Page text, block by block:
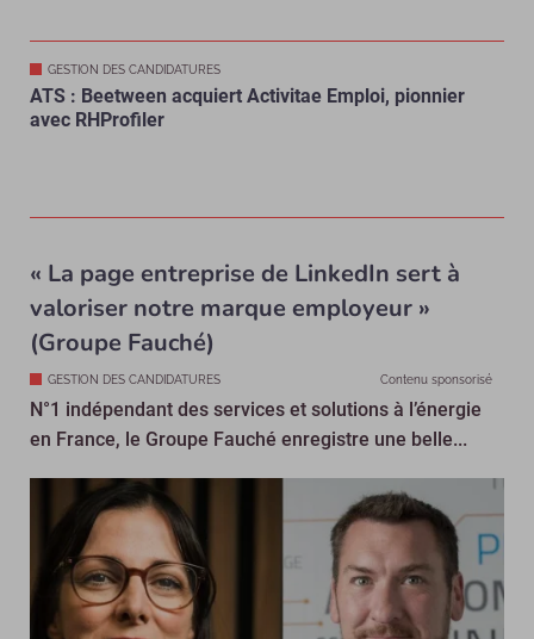
GESTION DES CANDIDATURES
ATS : Beetween acquiert Activitae Emploi, pionnier
avec RHProfiler
« La page entreprise de LinkedIn sert à
valoriser notre marque employeur »
(Groupe Fauché)
GESTION DES CANDIDATURES Contenu sponsorisé
N°1 indépendant des services et solutions à l’énergie
en France, le Groupe Fauché enregistre une belle...